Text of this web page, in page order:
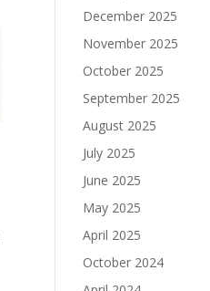
December 2025
November 2025
October 2025
September 2025
August 2025
July 2025
June 2025
May 2025
April 2025
October 2024